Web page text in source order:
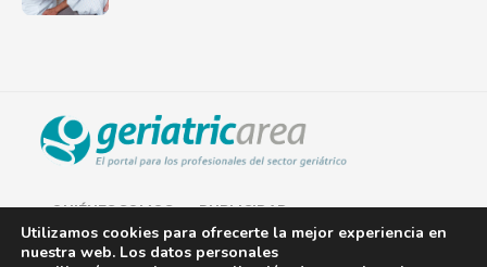
QUIÉNES SOMOS PUBLICIDAD
AVISO LEGAL
Utilizamos cookies para ofrecerte la mejor experiencia en
nuestra web. Los datos personales